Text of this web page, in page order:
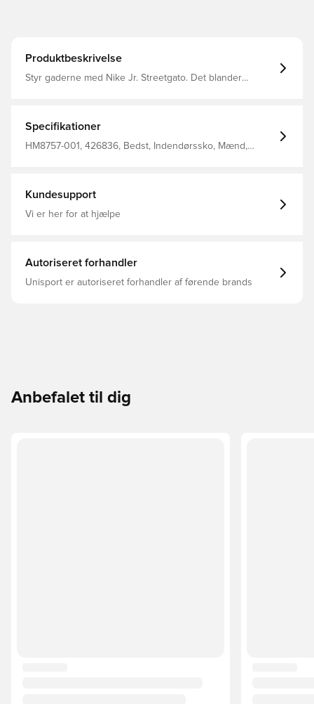
Produktbeskrivelse
Styr gaderne med Nike Jr. Streetgato. Det blander
giver et hverdagslook, uanset om du spiller på gaden
eller holder tingene afslappede Klassiske snørebånd
Gummi ydersål Overdel indeholder svineskind
Specifikationer
HM8757-001, 426836, Bedst, Indendørssko, Mænd,
Kundesupport
Vi er her for at hjælpe
Autoriseret forhandler
Unisport er autoriseret forhandler af førende brands
Anbefalet til dig